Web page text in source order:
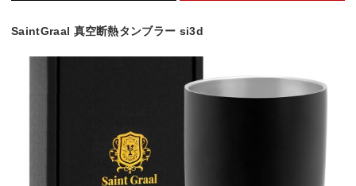
SaintGraal 真空断熱タンブラー si3d